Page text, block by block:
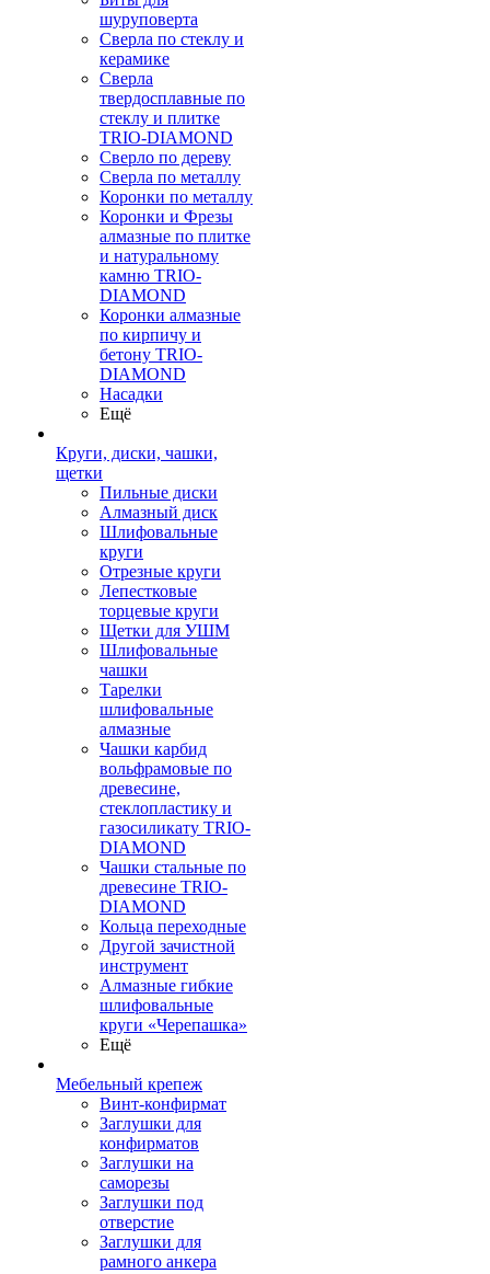
шуруповерта
Сверла по стеклу и
керамике
Сверла
твердосплавные по
стеклу и плитке
TRIO-DIAMOND
Сверло по дереву
Сверла по металлу
Коронки по металлу
Коронки и Фрезы
алмазные по плитке
и натуральному
камню TRIO-
DIAMOND
Коронки алмазные
по кирпичу и
бетону TRIO-
DIAMOND
Насадки
Ещё
Круги, диски, чашки,
щетки
Пильные диски
Алмазный диск
Шлифовальные
круги
Отрезные круги
Лепестковые
торцевые круги
Щетки для УШМ
Шлифовальные
чашки
Тарелки
шлифовальные
алмазные
Чашки карбид
вольфрамовые по
древесине,
стеклопластику и
газосиликату TRIO-
DIAMOND
Чашки стальные по
древесине TRIO-
DIAMOND
Кольца переходные
Другой зачистной
инструмент
Алмазные гибкие
шлифовальные
круги «Черепашка»
Ещё
Мебельный крепеж
Винт-конфирмат
Заглушки для
конфирматов
Заглушки на
саморезы
Заглушки под
отверстие
Заглушки для
рамного анкера